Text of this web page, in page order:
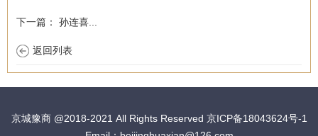
下一篇： 孙连喜...
返回列表
京城豫商 @2018-2021 All Rights Reserved 京ICP备18043624号-1